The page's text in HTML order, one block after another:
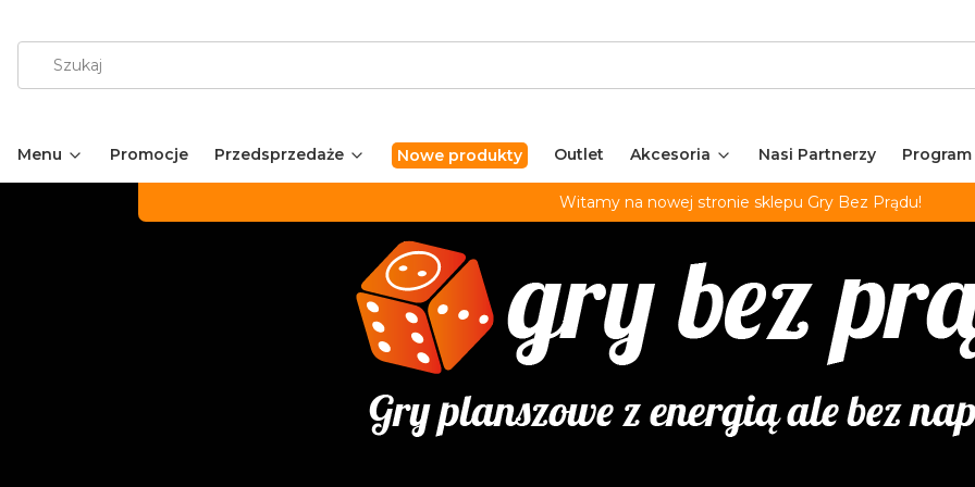
Menu Promocje Przedsprzedaże Nowe produkty Outlet Akcesoria Nasi Partnerzy
Witamy na nowej stronie sklepu Gry Bez Prądu!